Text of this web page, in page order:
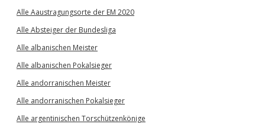
Alle Aaustragungsorte der EM 2020
Alle Absteiger der Bundesliga
Alle albanischen Meister
Alle albanischen Pokalsieger
Alle andorranischen Meister
Alle andorranischen Pokalsieger
Alle argentinischen Torschützenkönige